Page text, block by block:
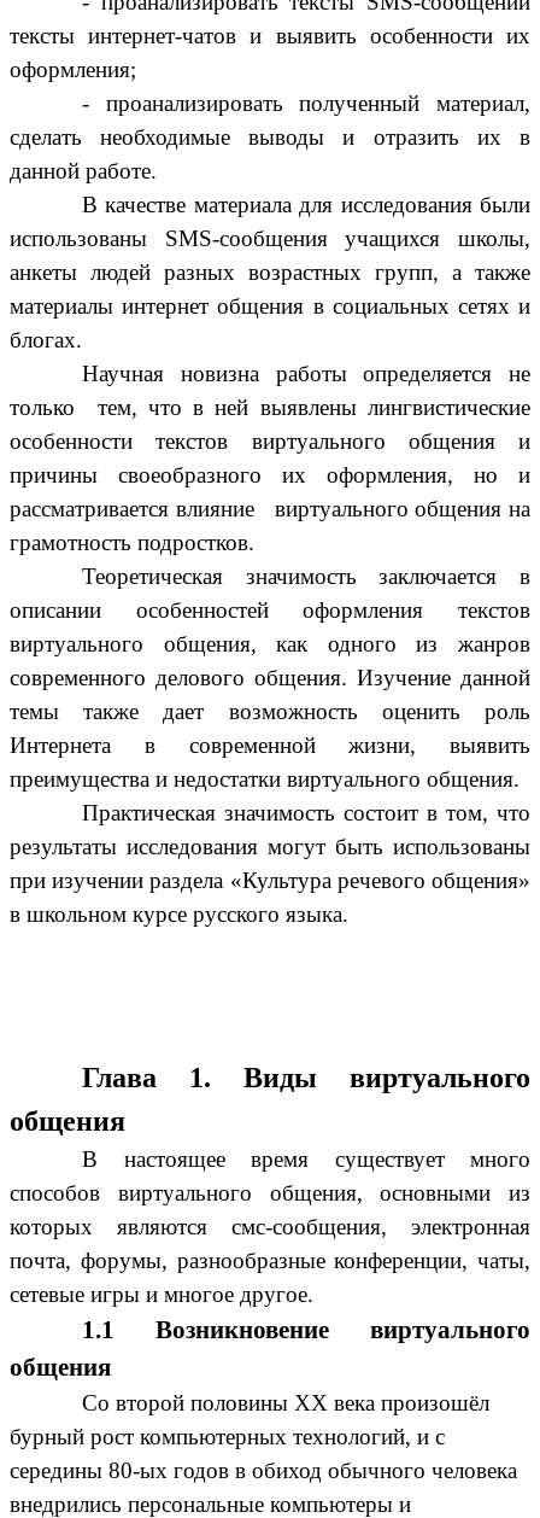
тексты интернет-чатов и выявить особенности их
оформления;
- проанализировать полученный материал,
сделать необходимые выводы и отразить их в
данной работе.
В качестве материала для исследования были
использованы SMS-сообщения учащихся школы,
анкеты людей разных возрастных групп, а также
материалы интернет общения в социальных сетях и
блогах.
Научная новизна работы определяется не
только тем, что в ней выявлены лингвистические
особенности текстов виртуального общения и
причины своеобразного их оформления, но и
рассматривается влияние виртуального общения на
грамотность подростков.
Теоретическая значимость заключается в
описании особенностей оформления текстов
виртуального общения, как одного из жанров
современного делового общения. Изучение данной
темы также дает возможность оценить роль
Интернета в современной жизни, выявить
преимущества и недостатки виртуального общения.
Практическая значимость состоит в том, что
результаты исследования могут быть использованы
при изучении раздела «Культура речевого общения»
в школьном курсе русского языка.
Глава 1. Виды виртуального
общения
В настоящее время существует много
способов виртуального общения, основными из
которых являются смс-сообщения, электронная
почта, форумы, разнообразные конференции, чаты,
сетевые игры и многое другое.
1.1 Возникновение виртуального
общения
Со второй половины XX века произошёл
бурный рост компьютерных технологий, и с
середины 80-ых годов в обиход обычного человека
внедрились персональные компьютеры и